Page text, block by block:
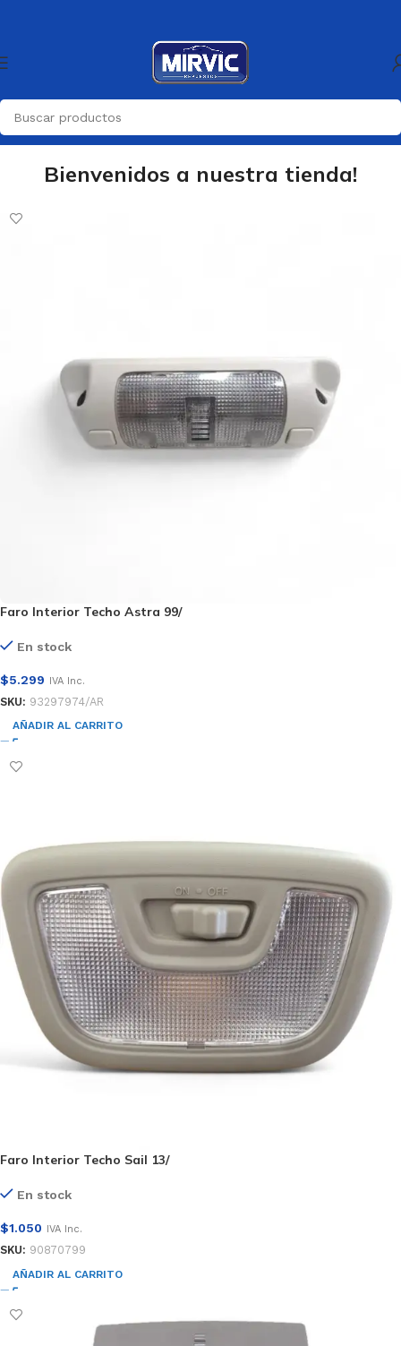
Bienvenidos a nuestra tienda!
Faro Interior Techo Astra 99/
En stock
$5.299 IVA Inc.
SKU: 93297974/AR
AÑADIR AL CARRITO
Faro Interior Techo Sail 13/
En stock
$1.050 IVA Inc.
SKU: 90870799
AÑADIR AL CARRITO